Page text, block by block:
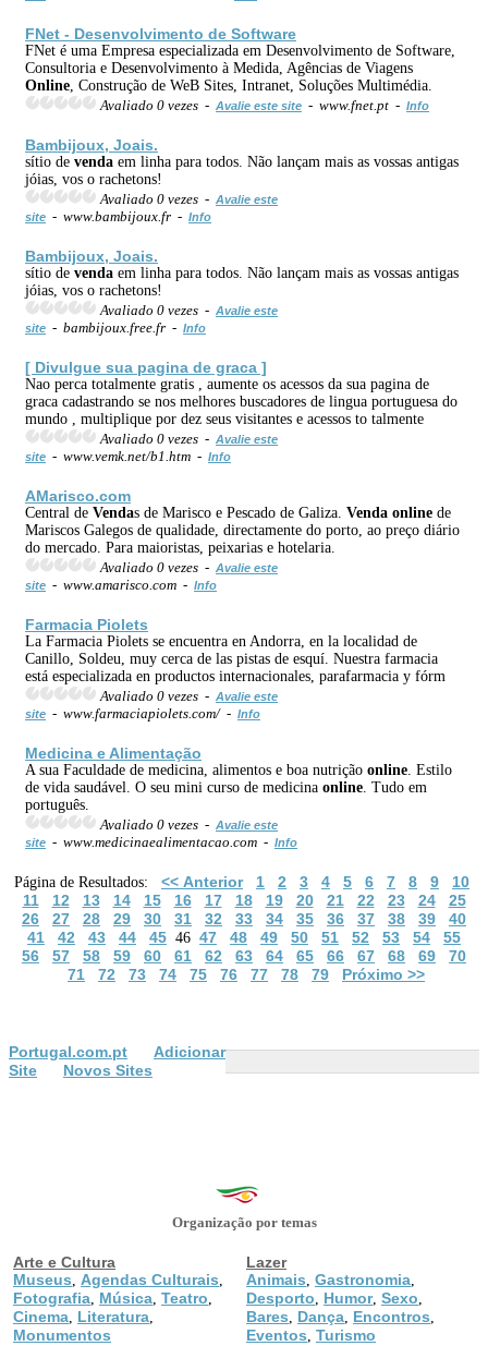
FNet - Desenvolvimento de Software
FNet é uma Empresa especializada em Desenvolvimento de Software,
Consultoria e Desenvolvimento à Medida, Agências de Viagens
Online , Construção de WeB Sites, Intranet, Soluções Multimédia.
Avaliado 0 vezes - Avalie este site - www.fnet.pt - Info
Bambijoux, Joais.
sítio de venda em linha para todos. Não lançam mais as vossas antigas
jóias, vos o rachetons!
Avaliado 0 vezes - Avalie este
site - www.bambijoux.fr - Info
Bambijoux, Joais.
sítio de venda em linha para todos. Não lançam mais as vossas antigas
jóias, vos o rachetons!
Avaliado 0 vezes - Avalie este
site - bambijoux.free.fr - Info
[ Divulgue sua pagina de graca ]
Nao perca totalmente gratis , aumente os acessos da sua pagina de
graca cadastrando se nos melhores buscadores de lingua portuguesa do
mundo , multiplique por dez seus visitantes e acessos to talmente
Avaliado 0 vezes - Avalie este
site - www.vemk.net/b1.htm - Info
AMarisco.com
Central de Vendas de Marisco e Pescado de Galiza. Venda online de
Mariscos Galegos de qualidade, directamente do porto, ao preço diário
do mercado. Para maioristas, peixarias e hotelaria.
Avaliado 0 vezes - Avalie este
site - www.amarisco.com - Info
Farmacia Piolets
La Farmacia Piolets se encuentra en Andorra, en la localidad de
Canillo, Soldeu, muy cerca de las pistas de esquí. Nuestra farmacia
está especializada en productos internacionales, parafarmacia y fórm
Avaliado 0 vezes - Avalie este
site - www.farmaciapiolets.com/ - Info
Medicina e Alimentação
A sua Faculdade de medicina, alimentos e boa nutrição online . Estilo
de vida saudável. O seu mini curso de medicina online . Tudo em
português.
Avaliado 0 vezes - Avalie este
site - www.medicinaealimentacao.com - Info
Página de Resultados: << Anterior 1 2 3 4 5 6 7 8 9
10
11
12 13 14 15 16 17 18 19 20 21 22 23 24
25
26
27 28 29 30 31 32 33 34 35 36 37 38 39
40
41
42 43 44 45 46 47 48 49 50 51 52 53 54
55
56
57 58 59 60 61 62 63 64 65 66 67 68 69
70
71
72 73 74 75 76 77 78 79 Próximo >>
Portugal.com.pt
Adicionar
Site
Novos Sites
Organização por temas
Arte e Cultura
Museus
Agendas Culturais
Fotografia Música Teatro
Cinema Literatura
Monumentos
Lazer
Animais Gastronomia
Desporto Humor, Sexo
Bares Dança Encontros
Eventos Turismo